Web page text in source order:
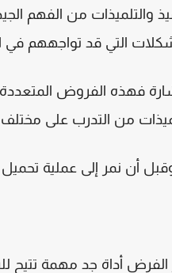
والتلميذات من الفهم
التي قد تواجههم في
فهذه الفروض
من التدرب على
أن نمر إلى عملية
الفرض أداة جد مهمة تتيح